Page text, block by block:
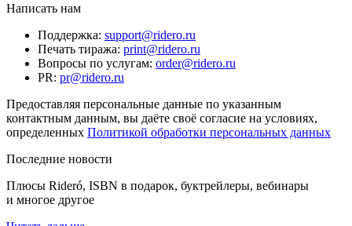
Написать нам
Поддержка: support@ridero.ru
Печать тиража: print@ridero.ru
Вопросы по услугам: order@ridero.ru
PR: pr@ridero.ru
Предоставляя персональные данные по указанным
контактным данным, вы даёте своё согласие на условиях,
определенных Политикой обработки персональных данных
Последние новости
Плюсы Rideró, ISBN в подарок, буктрейлеры, вебинары
и многое другое